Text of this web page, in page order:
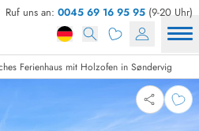
Ruf uns an: 0045 69 16 95 95 (9-20 Uhr)
Ferienhaus mit Holzofen in Søndervig